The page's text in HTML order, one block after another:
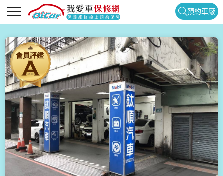
預約車廠